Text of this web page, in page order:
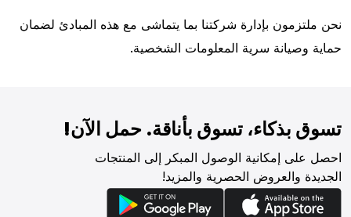
نحن ملتزمون بإدارة شركتنا بما يتماشى مع هذه المبادئ لضمان
حماية وصيانة سرية المعلومات الشخصية.
تسوق بذكاء، تسوق بأناقة. حمل الآن!
احصل على إمكانية الوصول المبكر إلى المنتجات
الجديدة والعروض الحصرية والمزيد!